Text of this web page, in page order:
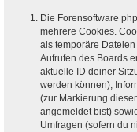
Die Forensoftware
mehrere Cookies.
als temporäre
Aufrufen des Boards
aktuelle ID deiner
werden können),
(zur Markierung
angemeldet bist)
Umfragen (sofern du